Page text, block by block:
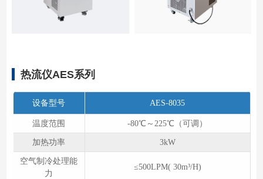
热流仪AES系列
设备型号 AES-8035
温度范围 -80℃～225℃（可调）
加热功率 3kW
空气制冷处理能
力
≤500LPM( 30m³/H)